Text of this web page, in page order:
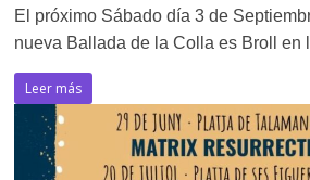
El próximo Sábado día 3 de
nueva Ballada de la Colla es Broll en
Leer más